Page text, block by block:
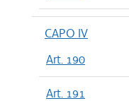
CAPO IV
Art. 190
Art. 191